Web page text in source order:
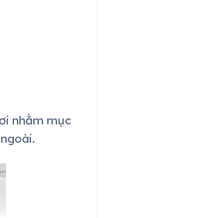
nhằm mục